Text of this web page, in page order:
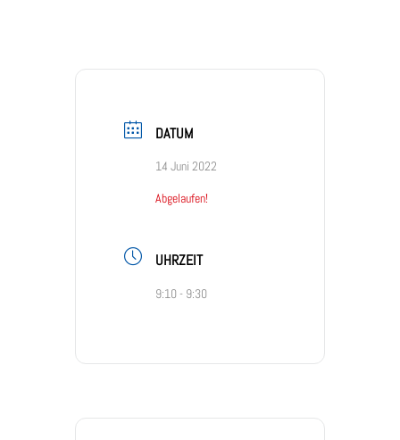
DATUM
14 Juni 2022
Abgelaufen!
UHRZEIT
9:10 - 9:30